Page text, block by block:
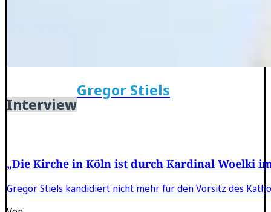
Interview
Gregor Stiels
„Die Kirche in Köln ist durch Kardinal Woelki
Gregor Stiels kandidiert nicht mehr für den Vorsitz des